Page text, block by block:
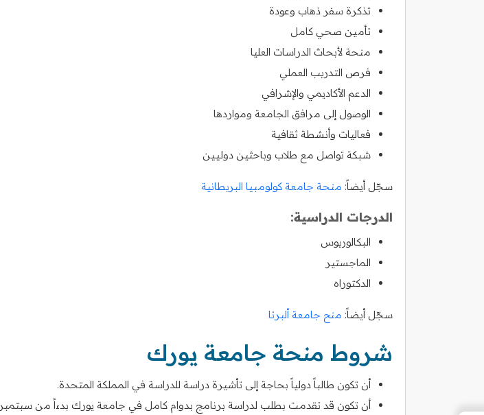
تذكرة سفر ذهاب وعودة
تأمين صحي كامل
منحة لأبحاث الدراسات العليا
فرص التدريب العملي
الدعم الأكاديمي والإشرافي
الوصول إلى مرافق الجامعة ومواردها
فعاليات وأنشطة ثقافية
شبكة تواصل مع طلاب وباحثين دوليين
سجّل أيضاً: منحة جامعة كولومبيا البريطانية
الدرجات الدراسية:
البكالوريوس
الماجستير
الدكتوراه
سجّل أيضاً: منح جامعة ألبرتا
شروط منحة جامعة يورك
أن تكون طالباً دولياً بحاجة إلى تأشيرة دراسة للدراسة في المملكة المتحدة.
أن تكون قد تقدمت بطلب لدراسة برنامج بدوام كامل في جامعة يورك بدءاً من سبتمبر 2024.